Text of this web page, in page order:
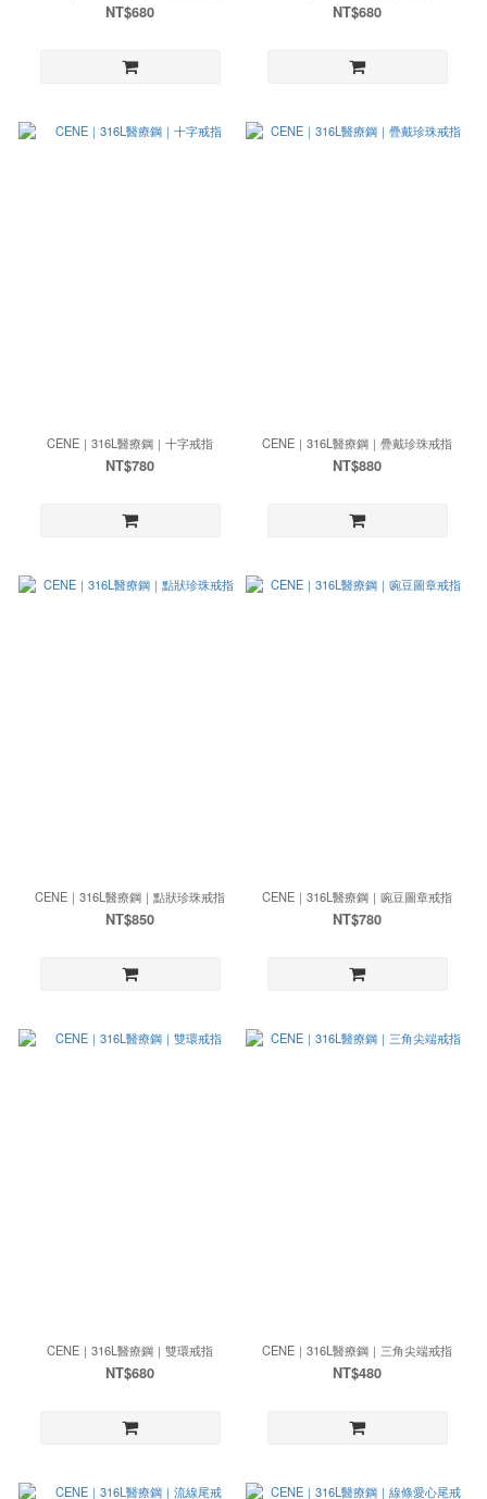
NT$680 NT$680
CENE｜316L醫療鋼｜十字戒指
NT$780
CENE｜316L醫療鋼｜疊戴珍珠戒指
NT$880
CENE｜316L醫療鋼｜點狀珍珠戒指
NT$850
CENE｜316L醫療鋼｜豌豆圖章戒指
NT$780
CENE｜316L醫療鋼｜雙環戒指
NT$680
CENE｜316L醫療鋼｜三角尖端戒指
NT$480